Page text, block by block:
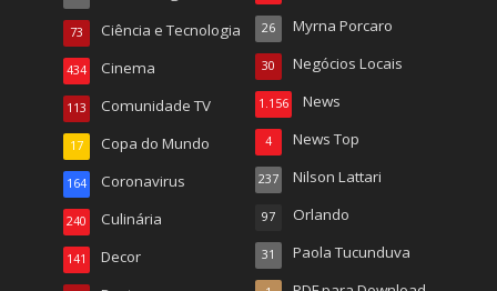
Ciência e Tecnologia
73
Cinema
434
Comunidade TV
113
Copa do Mundo
17
Coronavirus
164
Culinária
240
Decor
141
Myrna Porcaro
26
Negócios Locais
30
News
1.156
News Top
4
Nilson Lattari
237
Orlando
97
Paola Tucunduva
31